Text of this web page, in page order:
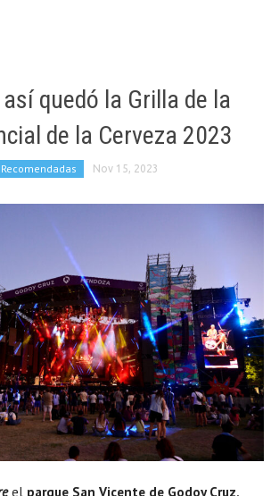
quedó la Grilla de la
de la Cerveza 2023
Recomendadas Nov 15, 2023
el parque San Vicente de Godoy Cruz,